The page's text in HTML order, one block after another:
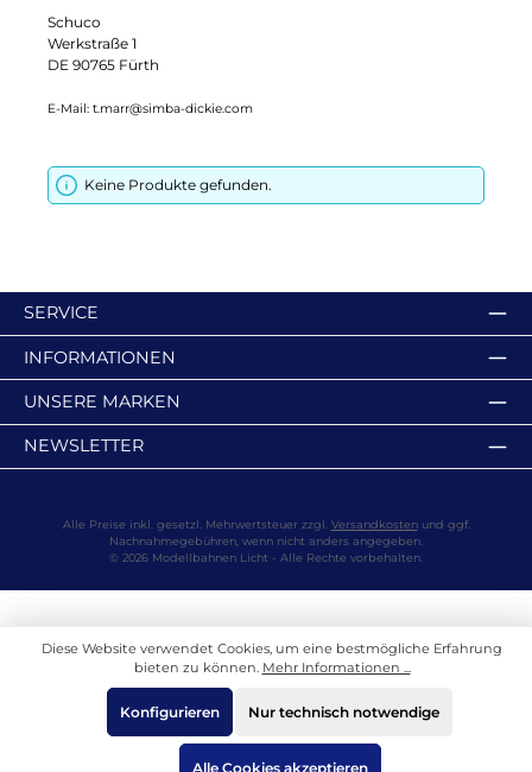
Schuco
Werkstraße 1
DE 90765 Fürth
E-Mail: t.marr@simba-dickie.com
Keine Produkte gefunden.
SERVICE
INFORMATIONEN
UNSERE MARKEN
NEWSLETTER
Alle Preise inkl. gesetzl. Mehrwertsteuer zzgl. Versandkostenund ggf.
Nachnahmegebühren, wenn nicht anders angegeben.
© 2026 Modellbahnen Licht - Alle Rechte vorbehalten.
Diese Website verwendet Cookies, um eine bestmögliche Erfahrung
bieten zu können. Mehr Informationen ...
Nur technisch notwendige
Konfigurieren
Alle Cookies akzeptieren